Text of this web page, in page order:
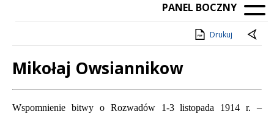
PANEL BOCZNY
Drukuj
Mikołaj Owsiannikow
Wspomnienie bitwy o Rozwadów 1-3 listopada 1914 r. –